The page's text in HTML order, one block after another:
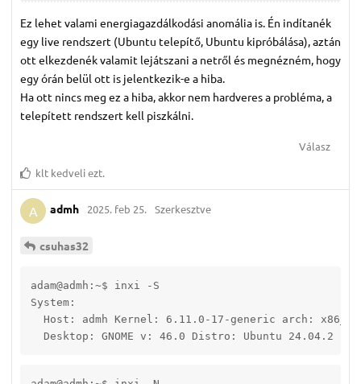
Ez lehet valami energiagazdálkodási anomália is. Én indítanék
egy live rendszert (Ubuntu telepítő, Ubuntu kipróbálása), aztán
ott elkezdenék valamit lejátszani a netről és megnézném, hogy
egy órán belül ott is jelentkezik-e a hiba.
Ha ott nincs meg ez a hiba, akkor nem hardveres a probléma, a
telepített rendszert kell piszkálni.
Válasz
klt kedveli ezt.
A admh 2025. feb 25. Szerkesztve
csuhas32
adam@admh:~$ inxi -S
System:
Host: admh Kernel: 6.11.0-17-generic arch:
Desktop: GNOME v: 46.0 Distro: Ubuntu 24.04.2